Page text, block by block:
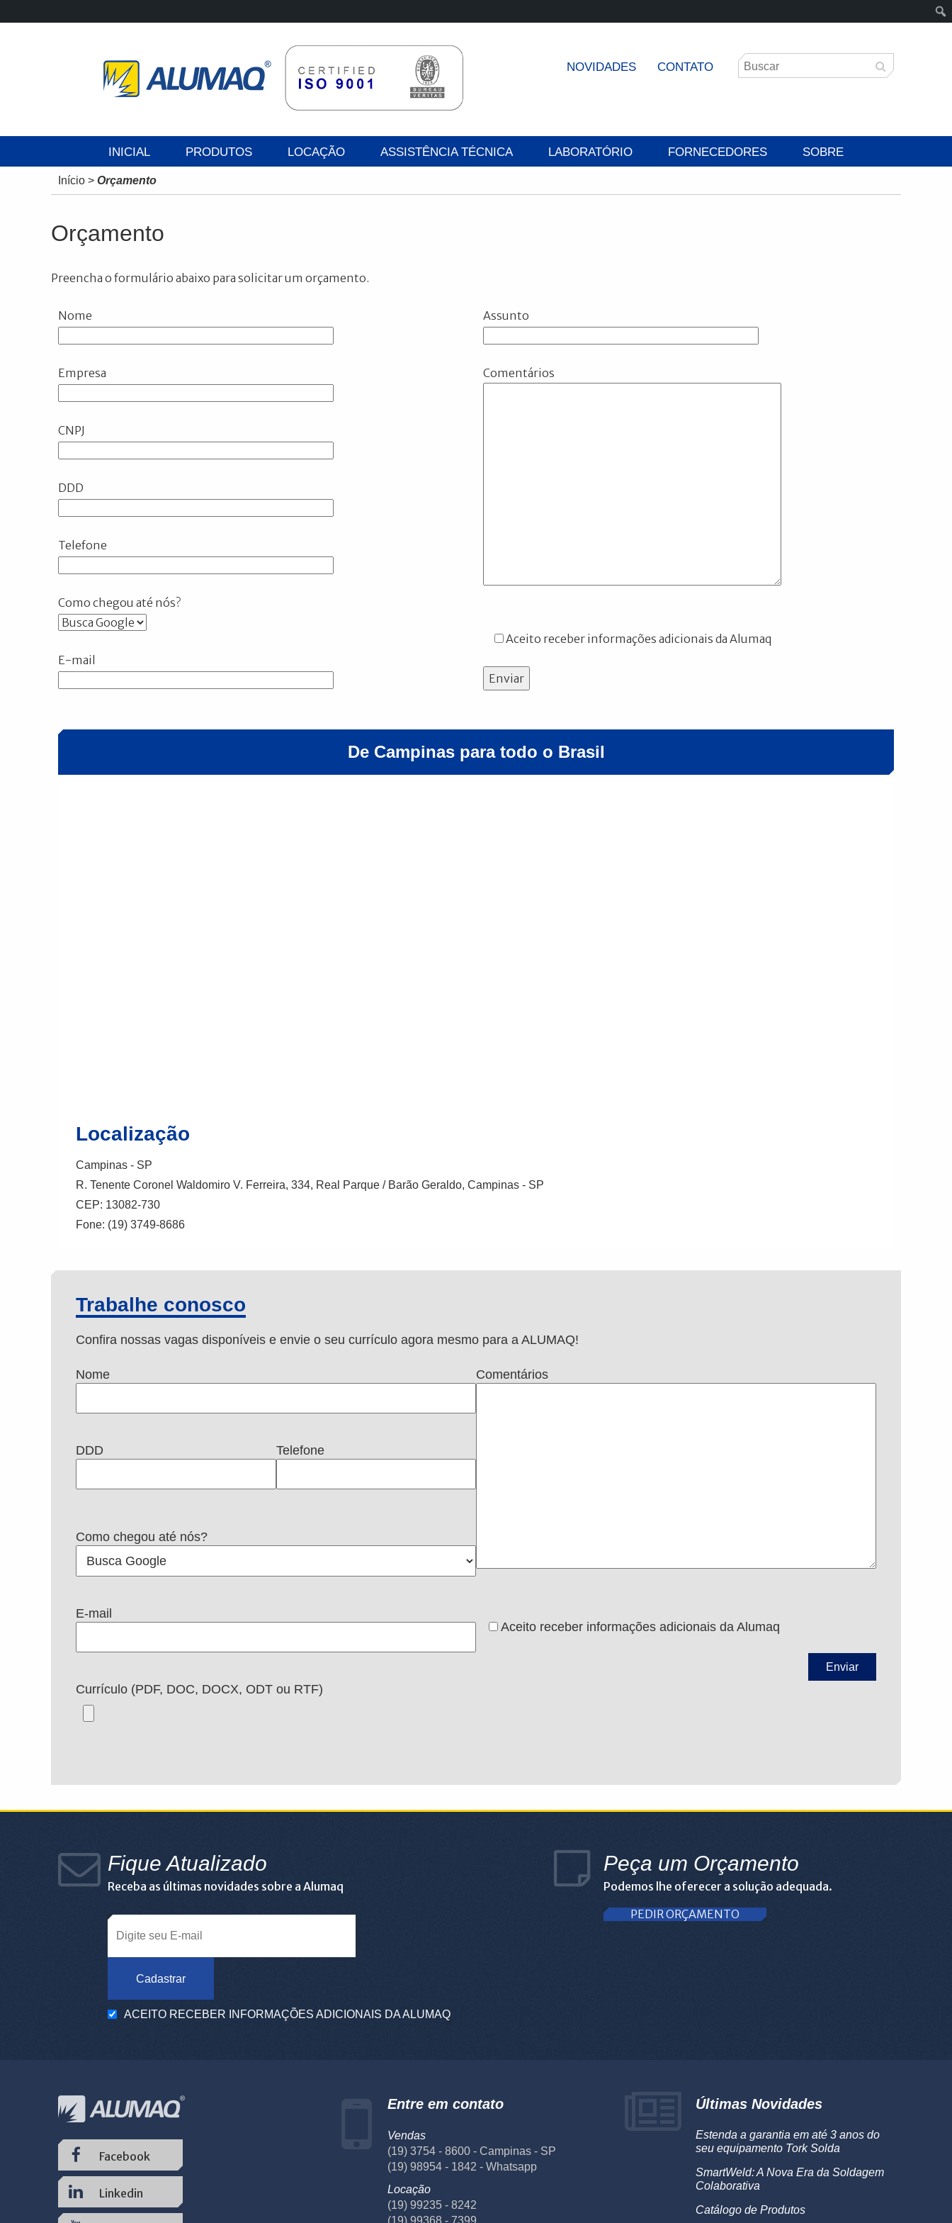
NOVIDADES CONTATO
INICIAL PRODUTOS LOCAÇÃO ASSISTÊNCIA TÉCNICA LABORATÓRIO FORNECEDORES SOBRE
Início > Orçamento
Orçamento
Preencha o formulário abaixo para solicitar um orçamento.
Nome
Empresa
CNPJ
DDD
Telefone
Como chegou até nós?
E-mail
Assunto
Comentários
Aceito receber informações adicionais da Alumaq
Enviar
De Campinas para todo o Brasil
Localização
Campinas - SP
R. Tenente Coronel Waldomiro V. Ferreira, 334, Real Parque / Barão Geraldo, Campinas - SP
CEP: 13082-730
Fone: (19) 3749-8686
Trabalhe conosco
Confira nossas vagas disponíveis e envie o seu currículo agora mesmo para a ALUMAQ!
Nome
DDD Telefone
Como chegou até nós?
E-mail
Currículo (PDF, DOC, DOCX, ODT ou RTF)
Comentários
Aceito receber informações adicionais da Alumaq
Fique Atualizado
Receba as últimas novidades sobre a Alumaq
Cadastrar
ACEITO RECEBER INFORMAÇÕES ADICIONAIS DA ALUMAQ
Peça um Orçamento
Podemos lhe oferecer a solução adequada.
PEDIR ORÇAMENTO
Facebook
Linkedin
Entre em contato
Vendas
(19) 3754 - 8600 - Campinas - SP
(19) 98954 - 1842 - Whatsapp
Locação
(19) 99235 - 8242
(19) 99368 - 7399
Últimas Novidades
Estenda a garantia em até 3 anos do
seu equipamento Tork Solda
SmartWeld: A Nova Era da Soldagem
Colaborativa
Catálogo de Produtos